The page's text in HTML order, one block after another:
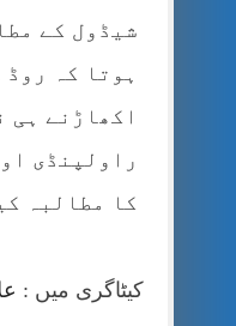
شیڈول کے
ہوتا کہ
اکھاڑنے ہی
راولپنڈی
کا مطالبہ
کیٹاگری میں :